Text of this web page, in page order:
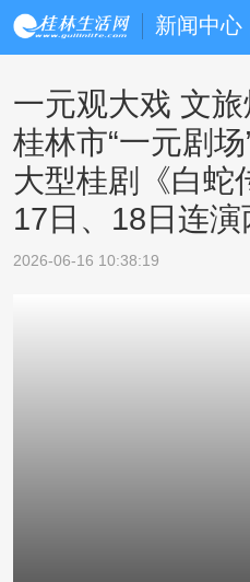
新闻中心
一元观大戏 文
桂林市“一元剧
大型桂剧《白蛇
17日、18日连演
2026-06-16 10:38:19